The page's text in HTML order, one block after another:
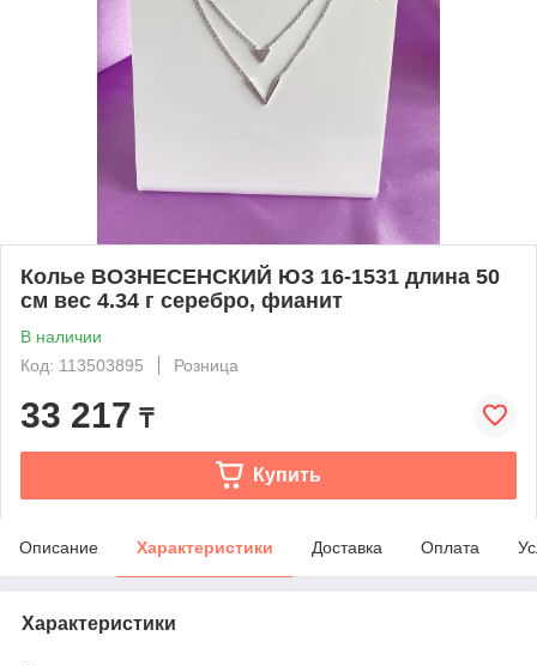
Колье ВОЗНЕСЕНСКИЙ ЮЗ 16-1531 длина 50
см вес 4.34 г серебро, фианит
В наличии
Код: 113503895
Розница
33 217 ₸
Купить
Описание Характеристики Доставка Оплата
Характеристики